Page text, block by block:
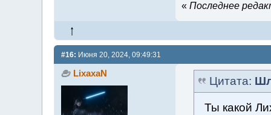
« Последнее
#16: Июня 20, 2024, 09:49:31
LixaxaN
Цитата:
Ты какой